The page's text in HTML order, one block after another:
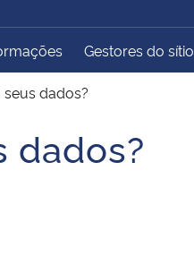
Ministério do
Desenvolvimento Regional
Advocacia-Geral da União
Gestores do sítio
dados?
dados?